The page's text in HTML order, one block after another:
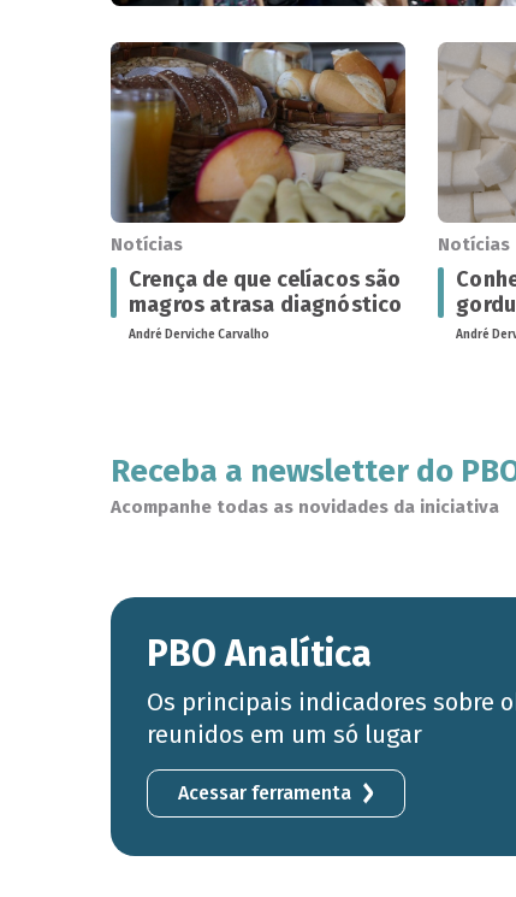
Notícias
Crença de que celíacos são
magros atrasa diagnóstico
André Derviche Carvalho
Notícias
André
Receba a newsletter do
Acompanhe todas as novidades da iniciativa
PBO Analítica
Os principais indicadores sobre
reunidos em um só lugar
Acessar ferramenta